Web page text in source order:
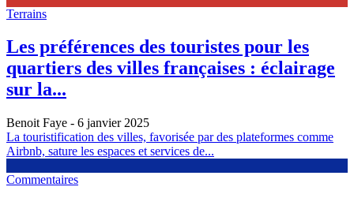
Terrains
Les préférences des touristes pour les
quartiers des villes françaises : éclairage
sur la...
Benoit Faye - 6 janvier 2025
La touristification des villes, favorisée par des plateformes comme
Airbnb, sature les espaces et services de...
Commentaires